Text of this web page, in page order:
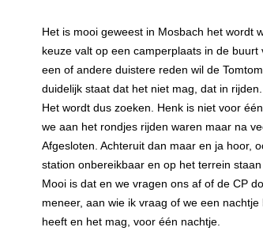
Het is mooi geweest in Mosbach het wordt
keuze valt op een camperplaats in de
een of andere duistere reden wil de
duidelijk staat dat het niet mag, dat in rijden.
Het wordt dus zoeken. Henk is niet voor
we aan het rondjes rijden waren maar na
Afgesloten. Achteruit dan maar en ja hoor,
station onbereikbaar en op het terrein
Mooi is dat en we vragen ons af of de CP
meneer, aan wie ik vraag of we een
heeft en het mag, voor één nachtje.